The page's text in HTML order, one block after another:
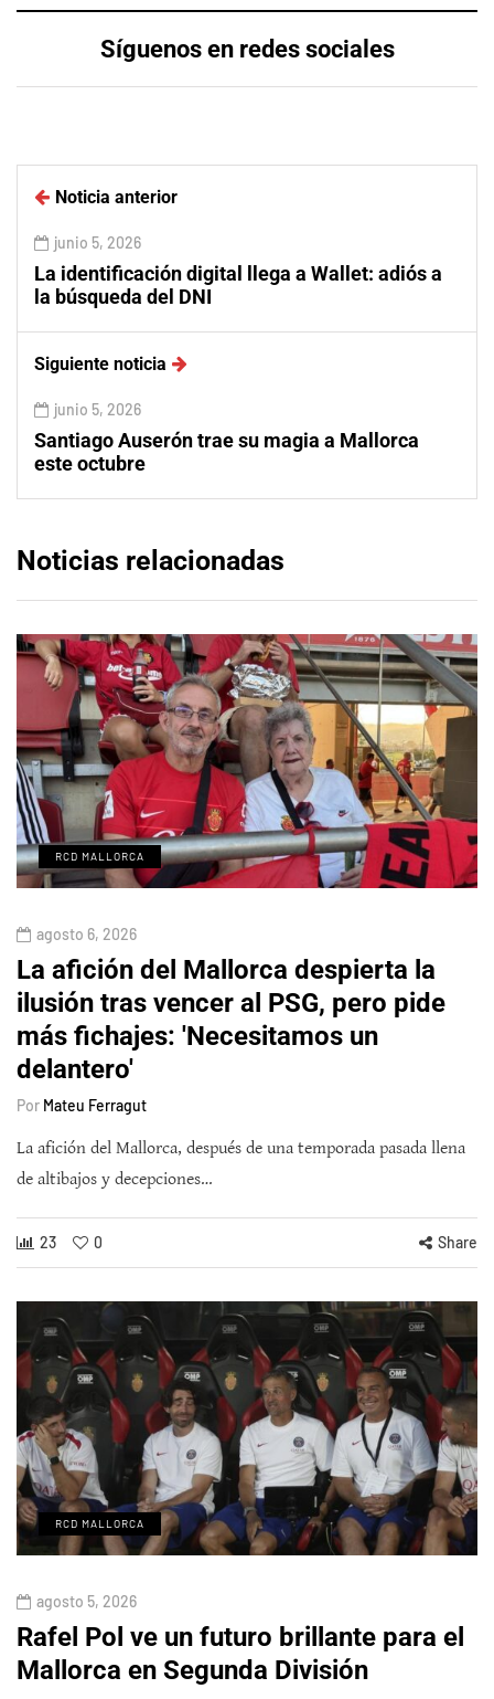
Síguenos en redes sociales
Noticia anterior
junio 5, 2026
La identificación digital llega a Wallet: adiós a
la búsqueda del DNI
Siguiente noticia
junio 5, 2026
Santiago Auserón trae su magia a Mallorca
este octubre
Noticias relacionadas
RCD MALLORCA
agosto 6, 2026
La afición del Mallorca despierta la
ilusión tras vencer al PSG, pero pide
más fichajes: 'Necesitamos un
delantero'
Por Mateu Ferragut
La afición del Mallorca, después de una temporada pasada llena
de altibajos y decepciones…
23 0 Share
RCD MALLORCA
agosto 5, 2026
Rafel Pol ve un futuro brillante para el
Mallorca en Segunda División